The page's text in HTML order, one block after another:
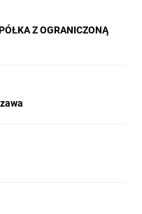
Z OGRANICZONĄ